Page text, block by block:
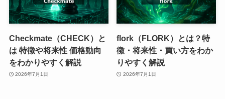
Checkmate（CHECK）と
は 特徴や将来性 価格動向
をわかりやすく解説
2026年7月1日
flork（FLORK）とは？特
徴・将来性・買い方をわか
りやすく解説
2026年7月1日